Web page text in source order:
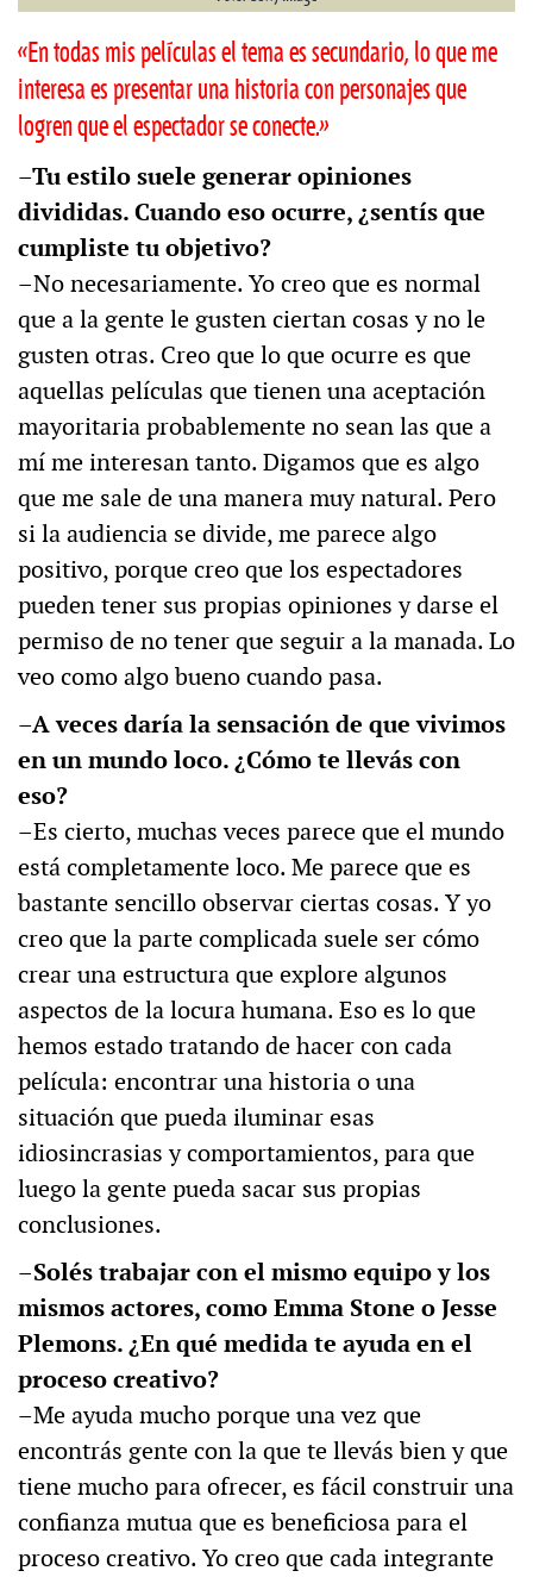
«En todas mis películas el tema es secundario, lo que me
interesa es presentar una historia con personajes que
logren que el espectador se conecte.»
–Tu estilo suele generar opiniones
divididas. Cuando eso ocurre, ¿sentís que
cumpliste tu objetivo?
–No necesariamente. Yo creo que es normal
que a la gente le gusten ciertan cosas y no le
gusten otras. Creo que lo que ocurre es que
aquellas películas que tienen una aceptación
mayoritaria probablemente no sean las que a
mí me interesan tanto. Digamos que es algo
que me sale de una manera muy natural. Pero
si la audiencia se divide, me parece algo
positivo, porque creo que los espectadores
pueden tener sus propias opiniones y darse el
permiso de no tener que seguir a la manada. Lo
veo como algo bueno cuando pasa.
–A veces daría la sensación de que vivimos
en un mundo loco. ¿Cómo te llevás con
eso?
–Es cierto, muchas veces parece que el mundo
está completamente loco. Me parece que es
bastante sencillo observar ciertas cosas. Y yo
creo que la parte complicada suele ser cómo
crear una estructura que explore algunos
aspectos de la locura humana. Eso es lo que
hemos estado tratando de hacer con cada
película: encontrar una historia o una
situación que pueda iluminar esas
idiosincrasias y comportamientos, para que
luego la gente pueda sacar sus propias
conclusiones.
–Solés trabajar con el mismo equipo y los
mismos actores, como Emma Stone o Jesse
Plemons. ¿En qué medida te ayuda en el
proceso creativo?
–Me ayuda mucho porque una vez que
encontrás gente con la que te llevás bien y que
tiene mucho para ofrecer, es fácil construir una
confianza mutua que es beneficiosa para el
proceso creativo. Yo creo que cada integrante